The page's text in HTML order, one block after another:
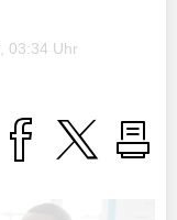
03:34 Uhr